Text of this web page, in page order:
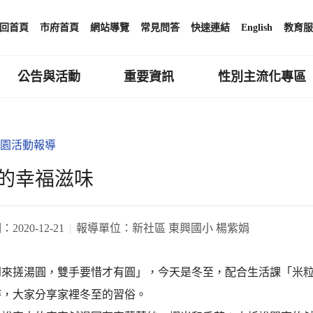
回首頁 市府首頁 網站導覽 常見問答 快速連結 English 教育
公告與活動 重要資訊 性別主流化專區
活動報導
幸福滋味
2020-12-21 報導單位： 新社區 東興國小 楊紫娟
搓湯圓，雙手要惜才有圓」，今天是冬至，配合生活課「米
大家分享家裡冬至的習俗。